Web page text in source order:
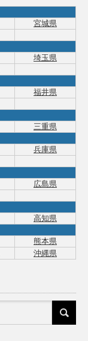
宮城県
埼玉県
福井県
三重県
兵庫県
広島県
高知県
熊本県
沖縄県